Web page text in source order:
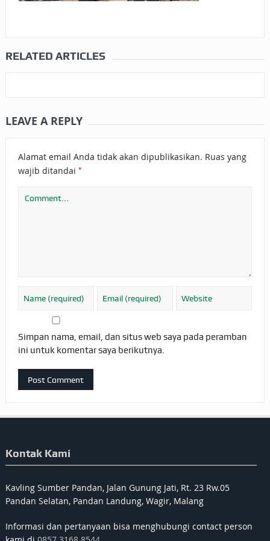
RELATED ARTICLES
LEAVE A REPLY
Alamat email Anda tidak akan dipublikasikan. Ruas yang
wajib ditandai *
Simpan nama, email, dan situs web saya pada peramban
ini untuk komentar saya berikutnya.
Kontak Kami
Kavling Sumber Pandan, Jalan Gunung Jati, Rt. 23 Rw.05
Pandan Selatan, Pandan Landung, Wagir, Malang
Informasi dan pertanyaan bisa menghubungi contact person